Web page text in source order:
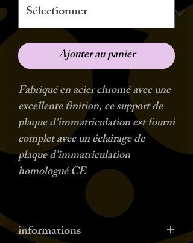
Ajouter au panier
Fabriqué en acier chromé avec une
excellente finition, ce support de
plaque d'immatriculation est fourni
complet avec un éclairage de
plaque d'immatriculation
homologué CE
informations